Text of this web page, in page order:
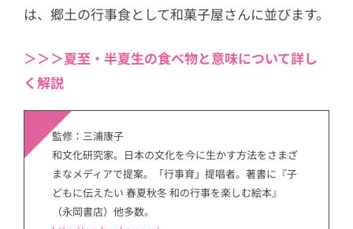
は、郷土の行事食として和菓子屋さんに並びます。
＞＞＞夏至・半夏生の食べ物と意味について詳し
く解説
監修：三浦康子
和文化研究家。日本の文化を今に生かす方法をさまざ
まなメディアで提案。「行事育」提唱者。著書に『子
どもに伝えたい 春夏秋冬 和の行事を楽しむ絵本』
（永岡書店）他多数。